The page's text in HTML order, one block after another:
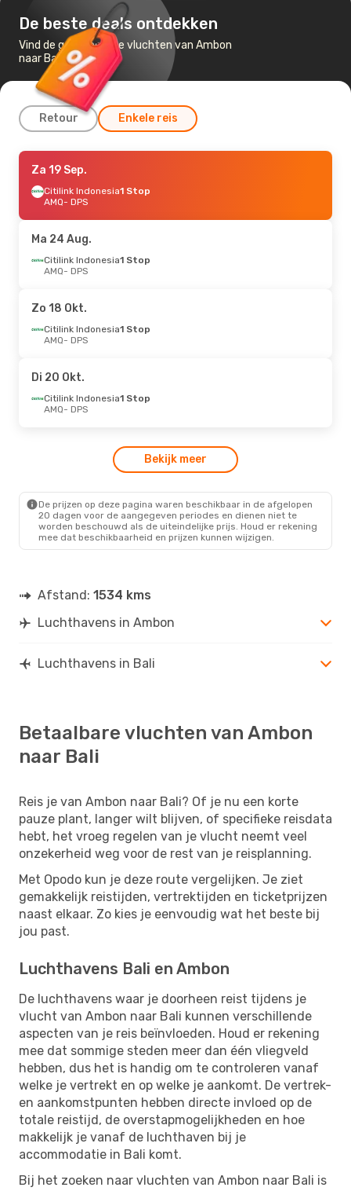
De beste deals ontdekken
Vind de goedkoopste vluchten van Ambon
naar Bali
Retour Enkele reis
Zo 18 Okt.
Citilink Indonesia1 Stop
AMQ- DPS
DPS- AMQ
Zo 25 Okt.- Za 31 Okt.
Batik Air1 Stop
DPS - AMQ
Za 19 Sep.
Citilink Indonesia1 Stop
AMQ- DPS
Ma 24 Aug.
Citilink Indonesia1 Stop
AMQ- DPS
Zo 18 Okt.
Citilink Indonesia1 Stop
AMQ- DPS
Di 20 Okt.
Citilink Indonesia1 Stop
AMQ- DPS
Bekijk meer
De prijzen op deze pagina waren beschikbaar in de afgelopen
20 dagen voor de aangegeven periodes en dienen niet te
worden beschouwd als de uiteindelijke prijs. Houd er rekening
mee dat beschikbaarheid en prijzen kunnen wijzigen.
Afstand: 1534 kms
Luchthavens in Ambon
Luchthavens in Bali
Betaalbare vluchten van Ambon
naar Bali
Reis je van Ambon naar Bali? Of je nu een korte
pauze plant, langer wilt blijven, of specifieke reisdata
hebt, het vroeg regelen van je vlucht neemt veel
onzekerheid weg voor de rest van je reisplanning.
Met Opodo kun je deze route vergelijken. Je ziet
gemakkelijk reistijden, vertrektijden en ticketprijzen
naast elkaar. Zo kies je eenvoudig wat het beste bij
jou past.
Luchthavens Bali en Ambon
De luchthavens waar je doorheen reist tijdens je
vlucht van Ambon naar Bali kunnen verschillende
aspecten van je reis beïnvloeden. Houd er rekening
mee dat sommige steden meer dan één vliegveld
hebben, dus het is handig om te controleren vanaf
welke je vertrekt en op welke je aankomt. De vertrek-
en aankomstpunten hebben directe invloed op de
totale reistijd, de overstapmogelijkheden en hoe
makkelijk je vanaf de luchthaven bij je
accommodatie in Bali komt.
Bij het zoeken naar vluchten van Ambon naar Bali is